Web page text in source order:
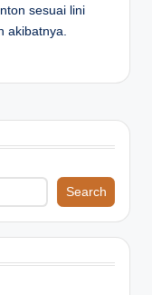
sesuai lini
akibatnya.
Search